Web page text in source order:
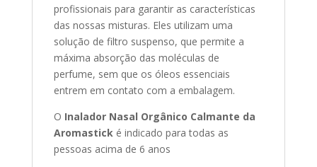
profissionais para garantir as características
das nossas misturas. Eles utilizam uma
solução de filtro suspenso, que permite a
máxima absorção das moléculas de
perfume, sem que os óleos essenciais
entrem em contato com a embalagem.
O Inalador Nasal Orgânico Calmante da
Aromastické indicado para todas as
pessoas acima de 6 anos